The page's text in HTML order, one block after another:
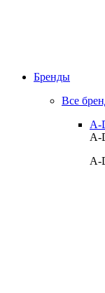
Бренды
Все
A-
A-
A-